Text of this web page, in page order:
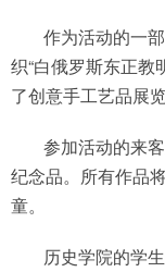
作为活动的一
织“白俄罗斯东正教
了创意手工艺品展览
参加活动的来
纪念品。所有作品
童。
历史学院的学